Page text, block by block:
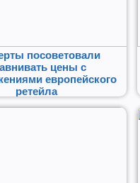
посоветовали
цены с
европейского
ретейла